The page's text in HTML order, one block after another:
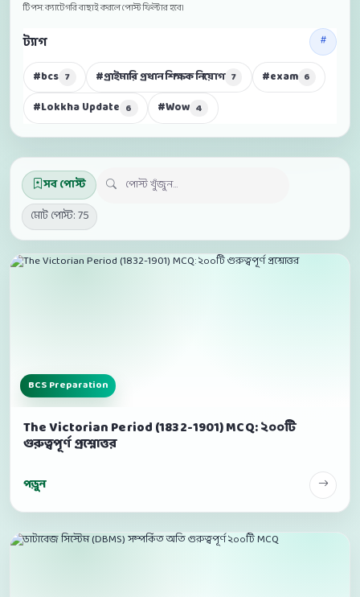
টিপস: ক্যাটেগরি বাছাই করলে পোস্ট ফিল্টার হবে।
ট্যাগ
#bcs 7 #প্রাইমারি প্রধান শিক্ষক নিয়োগ 7 #exam 6
#Lokkha Update 6 #Wow 4
সব পোস্ট
মোট পোস্ট: 75
BCS Preparation
The Victorian Period (1832-1901) MCQ: ২০০টি
গুরুত্বপূর্ণ প্রশ্নোত্তর
পড়ুন